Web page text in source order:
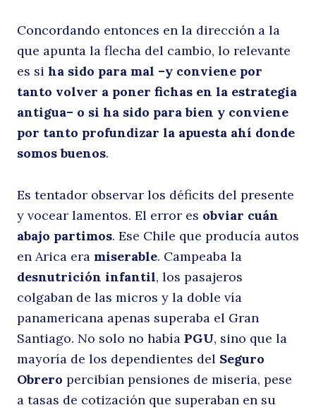
Concordando entonces en la dirección a la
que apunta la flecha del cambio, lo relevante
es si ha sido para mal –y conviene por
tanto volver a poner fichas en la estrategia
antigua– o si ha sido para bien y conviene
por tanto profundizar la apuesta ahí donde
somos buenos.
Es tentador observar los déficits del presente
y vocear lamentos. El error es obviar cuán
abajo partimos. Ese Chile que producía autos
en Arica era miserable. Campeaba la
desnutrición infantil, los pasajeros
colgaban de las micros y la doble vía
panamericana apenas superaba el Gran
Santiago. No solo no había PGU, sino que la
mayoría de los dependientes del Seguro
Obrero percibían pensiones de miseria, pese
a tasas de cotización que superaban en su